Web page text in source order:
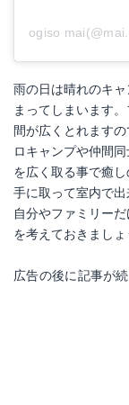
ogiso
雨の日は晴れのキ
まってしまいます
間が広くとれます
ロキャンプや仲間
を広く取る事で癒
手に取って室内で
自分やファミリー
を考えておきましょ
広告の後に記事が